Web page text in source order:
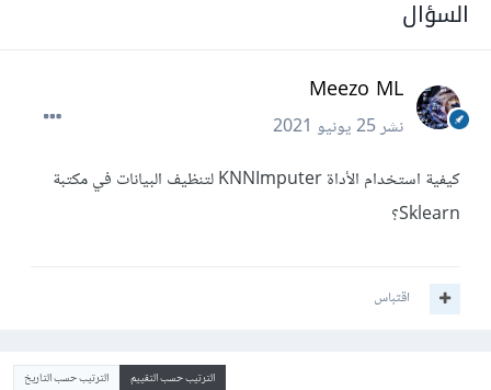
السؤال
Meezo ML
نشر25 يونيو 2021
كيفية استخدام الأداة KNNImputer لتنظيف البيانات في مكتبة
Sklearn؟
اقتباس
الترتيب حسب التقييم الترتيب حسب التاريخ